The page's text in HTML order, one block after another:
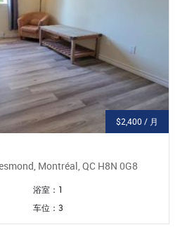
$2,400 / 月
Montréal, QC H8N 0G8
浴室：1
车位：3